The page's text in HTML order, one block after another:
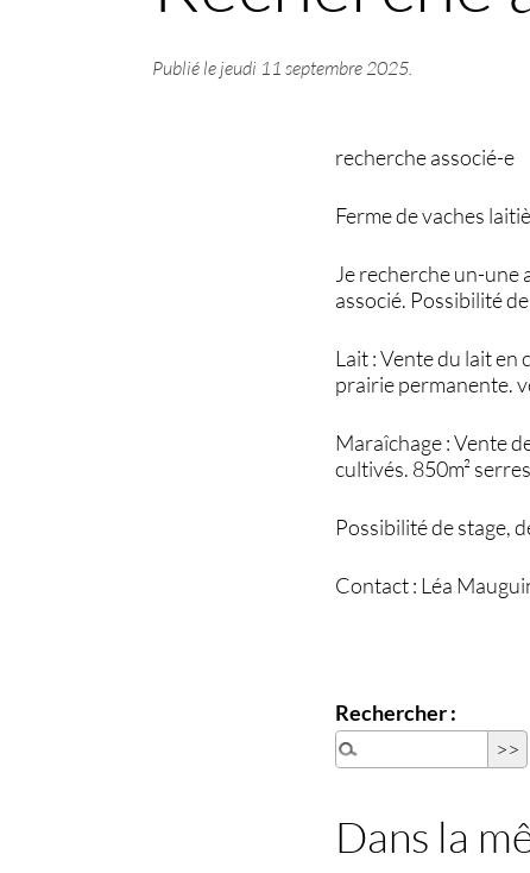
Publié le jeudi 11 septembre 2025.
recherche associé-e
Ferme de vaches
Je recherche un-une
associé. Possibilité
Lait : Vente du lait
prairie permanente.
Maraîchage : Vente
cultivés. 850m²
Possibilité de stage,
Contact : Léa
Rechercher :
Dans la